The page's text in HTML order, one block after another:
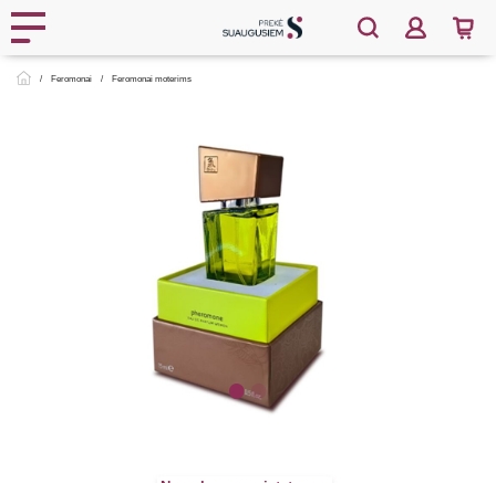
Feromonai Feromonai moterims